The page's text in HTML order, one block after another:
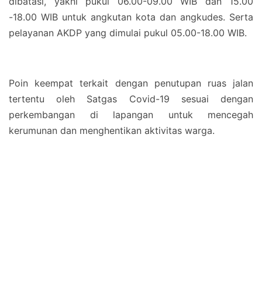
-18.00 WIB untuk angkutan kota dan angkudes. Serta
pelayanan AKDP yang dimulai pukul 05.00-18.00 WIB.
Poin keempat terkait dengan penutupan ruas jalan
tertentu oleh Satgas Covid-19 sesuai dengan
perkembangan di lapangan untuk mencegah
kerumunan dan menghentikan aktivitas warga.